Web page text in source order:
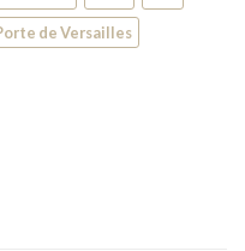
de Versailles